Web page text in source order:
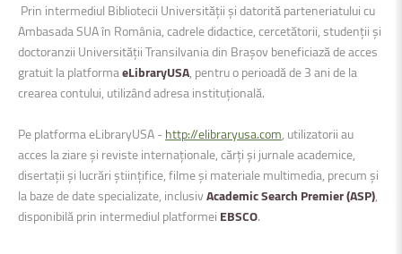
Prin intermediul Bibliotecii Universității și datorită parteneriatului cu
Ambasada SUA în România, cadrele didactice, cercetătorii, studenții și
doctoranzii Universității Transilvania din Brașov beneficiază de acces
gratuit la platformaeLibraryUSA, pentru o perioadă de 3 ani de la
crearea contului, utilizând adresa instituțională.
Pe platforma eLibraryUSA - http://elibraryusa.com, utilizatorii au
acces la ziare și reviste internaționale, cărți și jurnale academice,
disertații și lucrări științifice, filme și materiale multimedia, precum și
la baze de date specializate, inclusivAcademic Search Premier (ASP),
disponibilă prin intermediul platformei EBSCO.